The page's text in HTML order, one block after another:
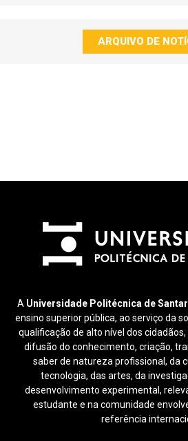
ARQUIVO DE
A Universidade Politécnica de
ensino superior pública, ao serviço da
qualificação de alto nível dos
difusão do conhecimento, criação,
saber de natureza profissional, da
tecnologia, das artes, da
desenvolvimento experimental,
estudante e na comunidade
referência